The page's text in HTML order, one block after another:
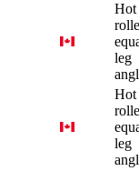
Hot
leg
Hot
leg